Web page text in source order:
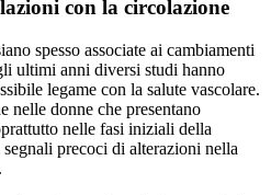
con la circolazione
spesso associate ai cambiamenti
ultimi anni diversi studi hanno
legame con la salute vascolare.
nelle donne che presentano
nelle fasi iniziali della
precoci di alterazioni nella